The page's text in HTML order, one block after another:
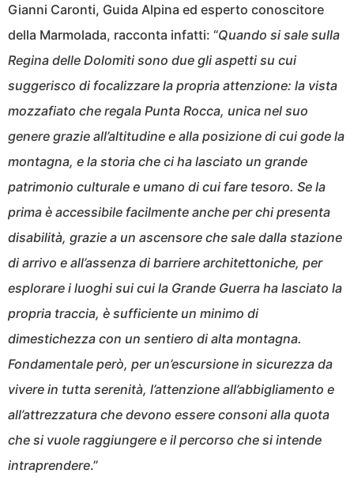
Gianni Caronti, Guida Alpina ed esperto conoscitore
della Marmolada, racconta infatti: “Quando si sale sulla
Regina delle Dolomiti sono due gli aspetti su cui
suggerisco di focalizzare la propria attenzione: la vista
mozzafiato che regala Punta Rocca, unica nel suo
genere grazie all’altitudine e alla posizione di cui gode la
montagna, e la storia che ci ha lasciato un grande
patrimonio culturale e umano di cui fare tesoro. Se la
prima è accessibile facilmente anche per chi presenta
disabilità, grazie a un ascensore che sale dalla stazione
di arrivo e all’assenza di barriere architettoniche, per
esplorare i luoghi sui cui la Grande Guerra ha lasciato la
propria traccia, è sufficiente un minimo di
dimestichezza con un sentiero di alta montagna.
Fondamentale però, per un’escursione in sicurezza da
vivere in tutta serenità, l’attenzione all’abbigliamento e
all’attrezzatura che devono essere consoni alla quota
che si vuole raggiungere e il percorso che si intende
intraprendere.”